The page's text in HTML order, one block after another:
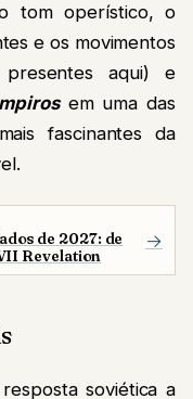
tom operístico, o
e os movimentos
aqui) e
em uma das
fascinantes da
de 2027: de
Revelation
→
soviética a